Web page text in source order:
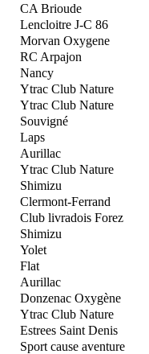
CA Brioude
Lencloitre J-C 86
Morvan Oxygene
RC Arpajon
Nancy
Ytrac Club Nature
Ytrac Club Nature
Souvigné
Laps
Aurillac
Ytrac Club Nature
Shimizu
Clermont-Ferrand
Club livradois Forez
Shimizu
Yolet
Flat
Aurillac
Donzenac Oxygène
Ytrac Club Nature
Estrees Saint Denis
Sport cause aventure